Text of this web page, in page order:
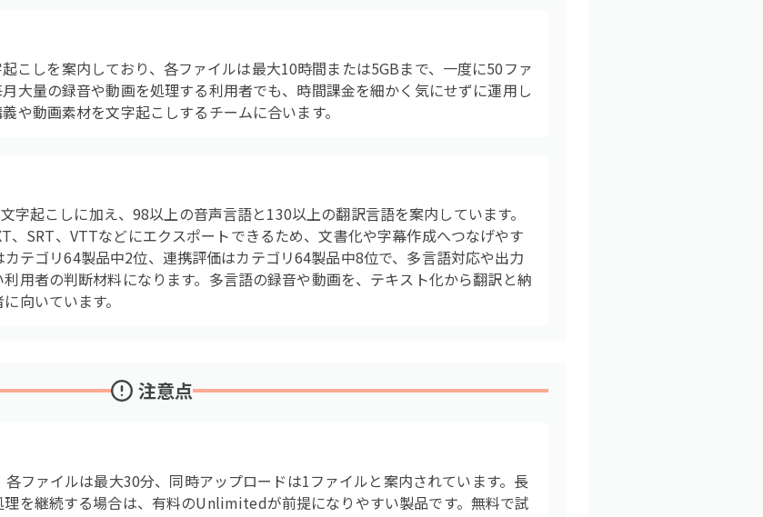
こしを案内しており、各ファイルは最大10時間または5GBまで、一度に50ファ
大量の録音や動画を処理する利用者でも、時間課金を細かく気にせずに運用し
や動画素材を文字起こしするチームに合います。
起こしに加え、98以上の音声言語と130以上の翻訳言語を案内しています。
、SRT、VTTなどにエクスポートできるため、文書化や字幕作成へつなげやす
テゴリ64製品中2位、連携評価はカテゴリ64製品中8位で、多言語対応や出力
用者の判断材料になります。多言語の録音や動画を、テキスト化から翻訳と納
向いています。
注意点
ファイルは最大30分、同時アップロードは1ファイルと案内されています。長
を継続する場合は、有料のUnlimitedが前提になりやすい製品です。無料で試